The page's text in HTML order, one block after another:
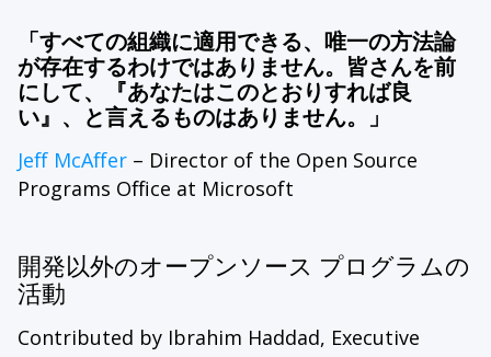
「すべての組織に適用できる、唯一の方法論
が存在するわけではありません。皆さんを前
にして、『あなたはこのとおりすれば良
い』、と言えるものはありません。」
Jeff McAffer – Director of the Open Source
Programs Office at Microsoft
開発以外のオープンソース プログラムの
活動
Contributed by Ibrahim Haddad, Executive